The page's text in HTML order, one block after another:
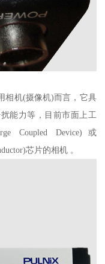
相机(摄像机)而言，它具
能力等，目前市面上工
Coupled Device)或
芯片的相机 。